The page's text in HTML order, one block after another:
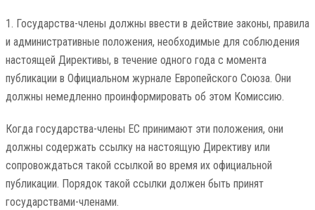
1. Государства-члены должны ввести в действие законы, правила
и административные положения, необходимые для соблюдения
настоящей Директивы, в течение одного года с момента
публикации в Официальном журнале Европейского Союза. Они
должны немедленно проинформировать об этом Комиссию.
Когда государства-члены ЕС принимают эти положения, они
должны содержать ссылку на настоящую Директиву или
сопровождаться такой ссылкой во время их официальной
публикации. Порядок такой ссылки должен быть принят
государствами-членами.